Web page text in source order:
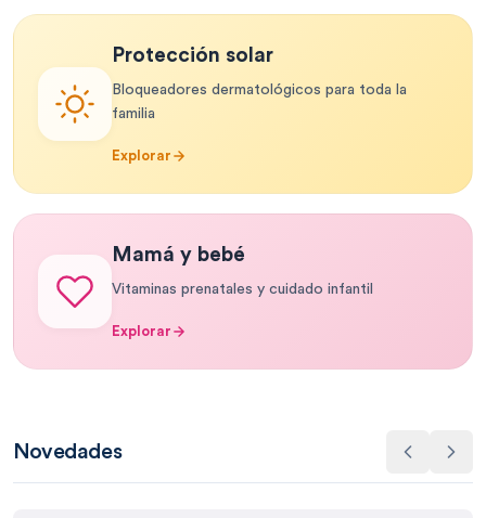
Protección solar
Bloqueadores dermatológicos para toda la
familia
Explorar
Mamá y bebé
Vitaminas prenatales y cuidado infantil
Explorar
Novedades